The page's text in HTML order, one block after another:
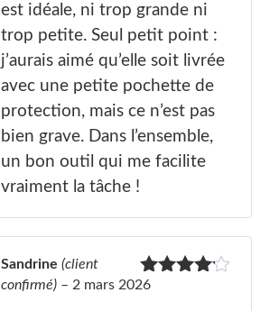
est idéale, ni trop grande ni
trop petite. Seul petit point :
j’aurais aimé qu’elle soit livrée
avec une petite pochette de
protection, mais ce n’est pas
bien grave. Dans l’ensemble,
un bon outil qui me facilite
vraiment la tâche !
Note
Sandrine(client
confirmé) – 2 mars 2026